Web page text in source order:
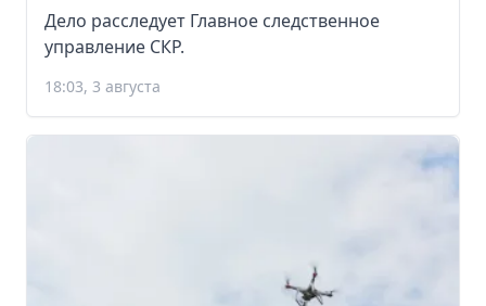
Дело расследует Главное следственное
управление СКР.
18:03, 3 августа